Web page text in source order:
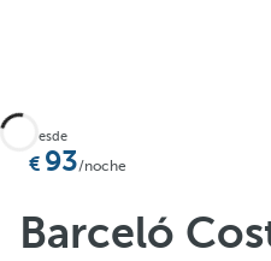
Compartir
Añadir a favoritos
Ver más fotos y vídeos
Desde
93/noche
Barceló